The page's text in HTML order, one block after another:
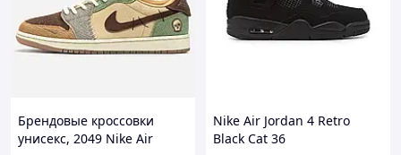
Брендовые кроссовки
унисекс, 2049 Nike Air
Nike Air Jordan 4 Retro
Black Cat 36